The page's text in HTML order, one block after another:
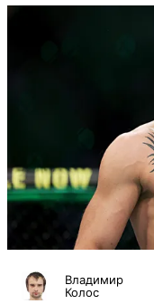
Владимир
Колос